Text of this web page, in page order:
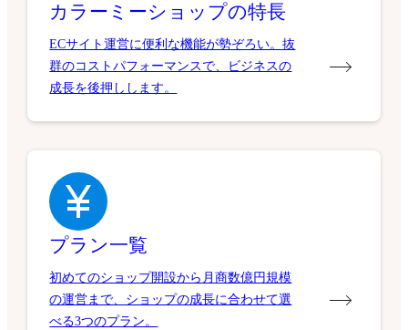
カラーミーショップの特長
ECサイト運営に便利な機能が勢ぞろい。抜
群のコストパフォーマンスで、ビジネスの
成長を後押しします。
プラン一覧
初めてのショップ開設から月商数億円規模
の運営まで、ショップの成長に合わせて選
べる3つのプラン。